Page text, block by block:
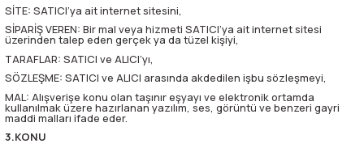
SİTE: SATICI’ya ait internet sitesini,
SİPARİŞ VEREN: Bir mal veya hizmeti SATICI’ya ait internet sitesi
üzerinden talep eden gerçek ya da tüzel kişiyi,
TARAFLAR: SATICI ve ALICI’yı,
SÖZLEŞME: SATICI ve ALICI arasında akdedilen işbu sözleşmeyi,
MAL: Alışverişe konu olan taşınır eşyayı ve elektronik ortamda
kullanılmak üzere hazırlanan yazılım, ses, görüntü ve benzeri gayri
maddi malları ifade eder.
3.KONU